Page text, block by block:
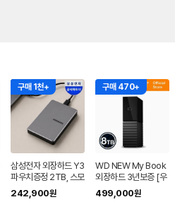
구매 1천+
삼성전자 외장하드 Y3
파우치증정 2TB, 스모
키 그레이
242,900원
구매 470+
WD NEW My Book
외장하드 3년보증 [우
체국택배] 8TB, 블랙
499,000원